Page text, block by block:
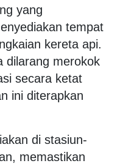
yang
tempat
kereta api.
dilarang merokok
secara ketat
ini diterapkan
di stasiun-
memastikan